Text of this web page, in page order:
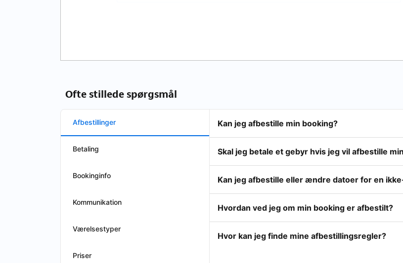
Ofte stillede spørgsmål
Afbestillinger
Betaling
Bookinginfo
Kommunikation
Værelsestyper
Priser
Kan jeg afbestille min booking?
Skal jeg betale et gebyr hvis jeg vil afbestille
Kan jeg afbestille eller ændre datoer for en
Hvordan ved jeg om min booking er afbestilt?
Hvor kan jeg finde mine afbestillingsregler?